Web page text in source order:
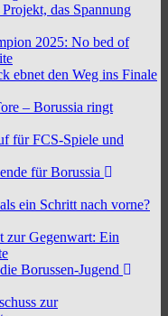
das Spannung
2025: No bed of
ebnet den Weg ins Finale
– Borussia ringt
für FCS-Spiele und
für Borussia
ein Schritt nach vorne?
zur Gegenwart: Ein
Borussen-Jugend
zur